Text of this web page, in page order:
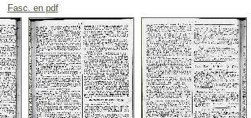
Fasc. en pdf